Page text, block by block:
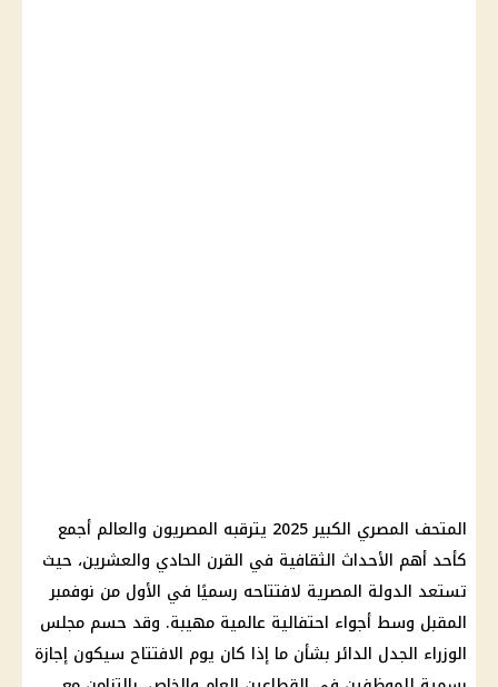
المتحف المصري الكبير 2025 يترقبه المصريون والعالم أجمع
كأحد أهم الأحداث الثقافية في القرن الحادي والعشرين، حيث
تستعد الدولة المصرية لافتتاحه رسميًا في الأول من نوفمبر
المقبل وسط أجواء احتفالية عالمية مهيبة. وقد حسم مجلس
الوزراء الجدل الدائر بشأن ما إذا كان يوم الافتتاح سيكون إجازة